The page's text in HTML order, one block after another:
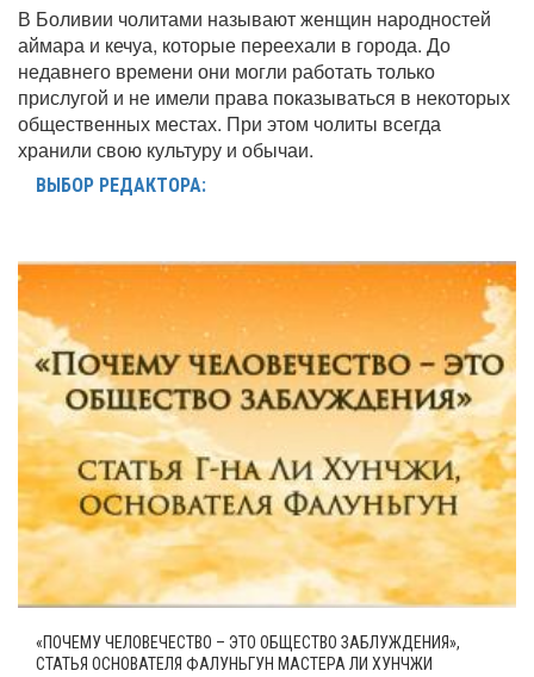
В Боливии чолитами называют женщин народностей
аймара и кечуа, которые переехали в города. До
недавнего времени они могли работать только
прислугой и не имели права показываться в некоторых
общественных местах. При этом чолиты всегда
хранили свою культуру и обычаи.
ВЫБОР РЕДАКТОРА:
«ПОЧЕМУ ЧЕЛОВЕЧЕСТВО – ЭТО ОБЩЕСТВО ЗАБЛУЖДЕНИЯ»,
СТАТЬЯ ОСНОВАТЕЛЯ ФАЛУНЬГУН МАСТЕРА ЛИ ХУНЧЖИ